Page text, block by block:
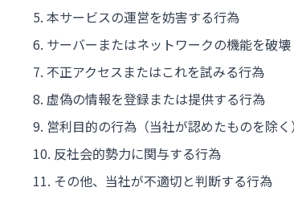
本サービスの運営を妨害する行為
サーバーまたはネットワークの機能を破
不正アクセスまたはこれを試みる行為
虚偽の情報を登録または提供する行為
営利目的の行為（当社が認めたものを除く）
反社会的勢力に関与する行為
その他、当社が不適切と判断する行為